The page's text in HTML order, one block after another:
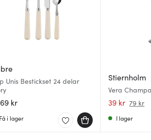
Unis Bestickset 24 delar
kr
Få i lager
Stiernholm
Vera
39 kr 79 kr
I lager